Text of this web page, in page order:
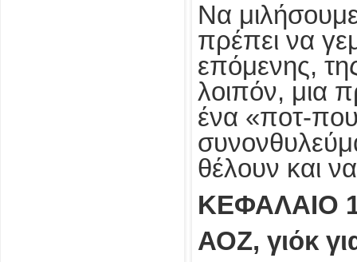
Να
πρέπει να
επόμενης,
λοιπόν, μια
ένα «ποτ-
θέλουν και
ΚΕΦΑΛΑΙΟ
ΑΟΖ, γιόκ